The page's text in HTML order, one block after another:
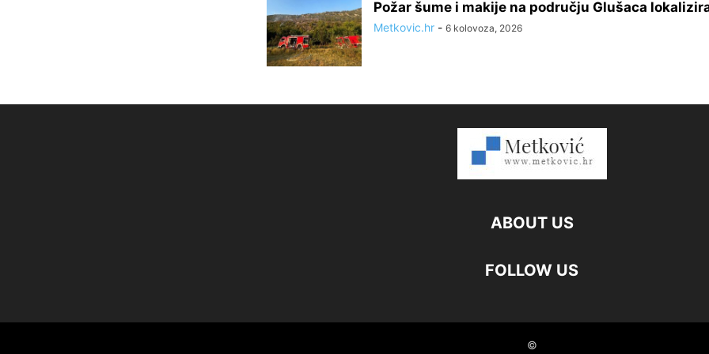
Požar šume i makije na području Glušaca
Metkovic.hr - 6 kolovoza, 2026
ABOUT US
FOLLOW US
©